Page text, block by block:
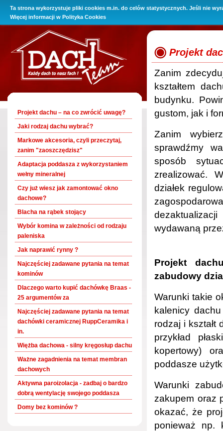
Ta strona wykorzystuje pliki cookies m.in. do celów statystycznych. Jeśli nie
Więcej informacji w Polityka Cookies
O Firmie Promocje Oferta Baza wiedzy Kontakt i
Projekt dachu – na co zwrócić uwagę?
Jaki rodzaj dachu wybrać?
Markowe akcesoria, czyli przeczytaj,
zanim "zaoszczędzisz"
Adaptacja poddasza z wykorzystaniem
wełny mineralnej
Czy już wiesz jak zamontować okno
dachowe?
Blacha na rąbek stojący
Wybór komina w zależności od rodzaju
paleniska
Jak naprawić rynny ?
Najczęściej zadawane pytania na temat
kominów
Dlaczego warto kupić dachówkę Braas -
25 argumentów za
Najczęściej zadawane pytania na temat
dachówki ceramicznej RuppCeramika i
in.
Więżba dachowa - silny kręgosłup dachu
Ważne zagadnienia na temat membran
dachowych
Aktywna paroizolacja - zadbaj o bardzo
dobrą wentylację swojego poddasza
Domy bez kominów ?
Projekt
Zanim
kształtem
budynku.
gustom, jak i
Zanim
sprawdźmy
sposób
zrealizować.
działek
wydawaną
Projekt
zabudowy
Warunki takie
kalenicy
rodzaj i kształt
przykład
kopertowy)
poddasze
Warunki
zakupem oraz
okazać, że
ponieważ np.